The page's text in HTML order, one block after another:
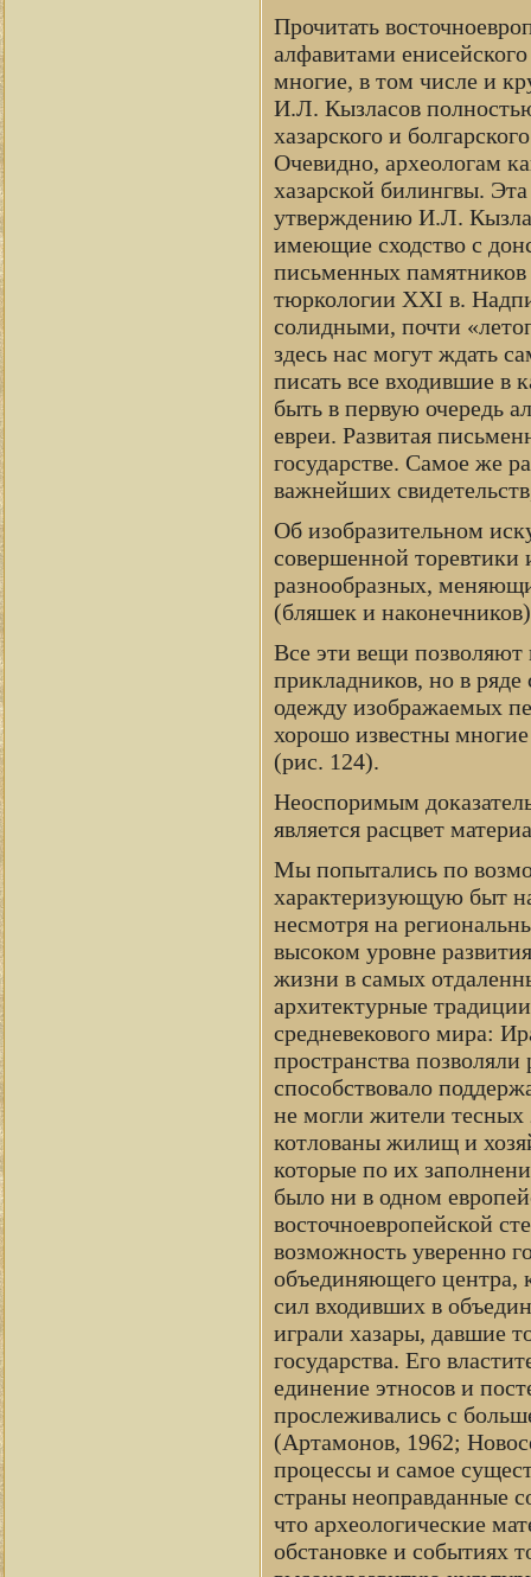
Прочитать
алфавитами
многие, в том числе и
И.Л. Кызласов
хазарского и
Очевидно, археологам
хазарской билингвы.
утверждению И.Л.
имеющие сходство с
письменных
тюркологии XXI в.
солидными, почти
здесь нас могут ждать
писать все входившие в
быть в первую очередь
евреи. Развитая
государстве. Самое же
важнейших
Об изобразительном
совершенной торевтики
разнообразных,
(бляшек и
Все эти вещи позволяют
прикладников, но в
одежду изображаемых
хорошо известны
(рис. 124).
Неоспоримым
является расцвет
Мы попытались по
характеризующую быт
несмотря на
высоком уровне
жизни в самых
архитектурные
средневекового мира:
пространства
способствовало
не могли жители тесных
котлованы жилищ и
которые по их
было ни в одном
восточноевропейской
возможность уверенно
объединяющего центра,
сил входивших в
играли хазары, давшие
государства. Его
единение этносов и
прослеживались с
(Артамонов, 1962;
процессы и самое
страны неоправданные
что археологические
обстановке и событиях